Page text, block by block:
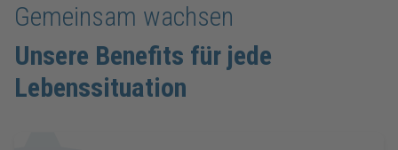
Gemeinsam wachsen
Unsere Benefits für jede
Lebenssituation